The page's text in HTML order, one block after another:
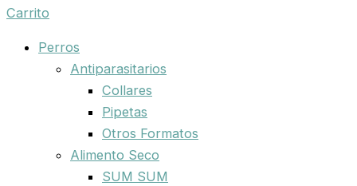
Carrito
Perros
Antiparasitarios
Collares
Pipetas
Otros Formatos
Alimento Seco
SUM SUM